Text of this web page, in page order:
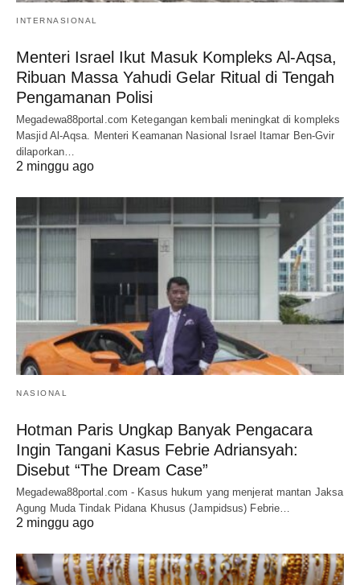
INTERNASIONAL
Menteri Israel Ikut Masuk Kompleks Al-Aqsa,
Ribuan Massa Yahudi Gelar Ritual di Tengah
Pengamanan Polisi
Megadewa88portal.com Ketegangan kembali meningkat di kompleks
Masjid Al-Aqsa. Menteri Keamanan Nasional Israel Itamar Ben-Gvir
dilaporkan…
2 minggu ago
NASIONAL
Hotman Paris Ungkap Banyak Pengacara
Ingin Tangani Kasus Febrie Adriansyah:
Disebut “The Dream Case”
Megadewa88portal.com - Kasus hukum yang menjerat mantan Jaksa
Agung Muda Tindak Pidana Khusus (Jampidsus) Febrie…
2 minggu ago